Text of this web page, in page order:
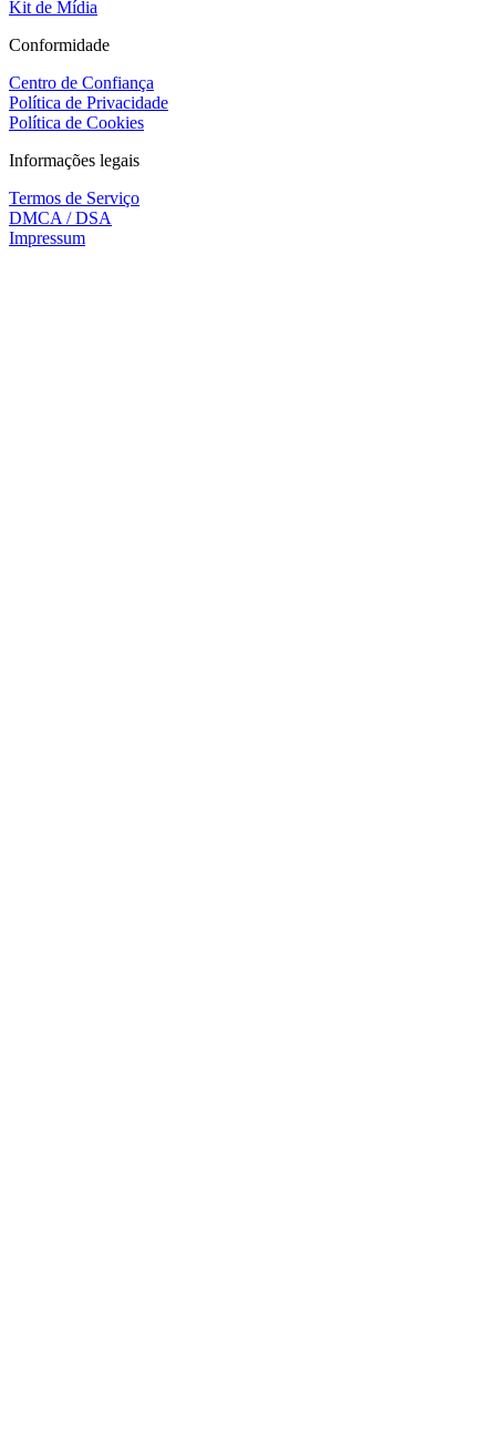
Kit de Mídia
Conformidade
Centro de Confiança
Política de Privacidade
Política de Cookies
Informações legais
Termos de Serviço
DMCA / DSA
Impressum